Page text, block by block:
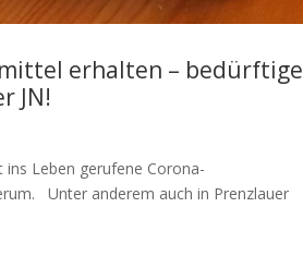
erhalten – bedürftige
JN!
Leben gerufene Corona-
Unter anderem auch in Prenzlauer